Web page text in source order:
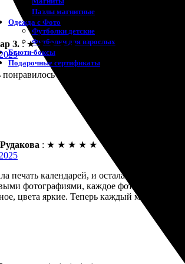
Пазлы магнитные
Одежда с Фото
Футболки детские
Футболки для взрослых
Бьюти-боксы
Подарочные сертификаты
З. : ★ ★ ★ ★ ★
качество и скорость
: ★ ★ ★ ★ ★
печать календарей, и осталась
фотографиями, каждое фото наглядно
цвета яркие. Теперь каждый месяц